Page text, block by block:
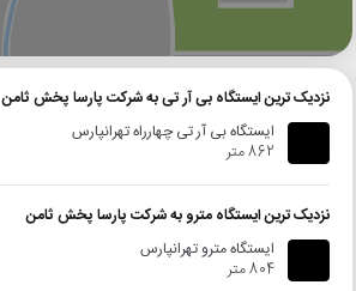
گوگل
نزدیک ترین ایستگاه بی آر تی به شرکت پارسا پخش ثامن
ایستگاه بی آر تی چهارراه تهرانپارس
862 متر
نزدیک ترین ایستگاه مترو به شرکت پارسا پخش ثامن
ایستگاه مترو تهرانپارس
804 متر